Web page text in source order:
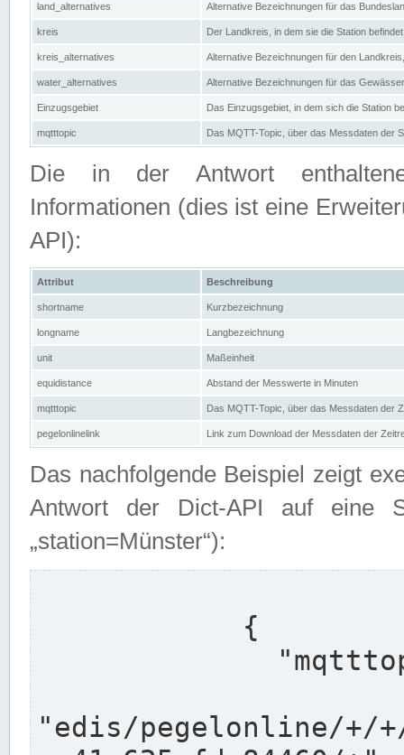
land_alternatives Alternative Bezeichnungen für das
kreis Der Landkreis, in dem sie die Station befindet
kreis_alternatives Alternative Bezeichnungen für den
water_alternatives Alternative Bezeichnungen für das
Einzugsgebiet Das Einzugsgebiet, in dem sich die Station
mqtttopic Das MQTT-Topic, über das Messdaten der
Die in der Antwort
Informationen (dies ist eine
API):
Attribut Beschreibung
shortname Kurzbezeichnung
longname Langbezeichnung
unit Maßeinheit
equidistance Abstand der Messwerte in Minuten
mqtttopic Das MQTT-Topic, über das Messdaten der
pegelonlinelink Link zum Download der Messdaten der
Das nachfolgende Beispiel zeigt
Antwort der Dict-API auf eine
„station=Münster“):
"edis/pegelonline/+/